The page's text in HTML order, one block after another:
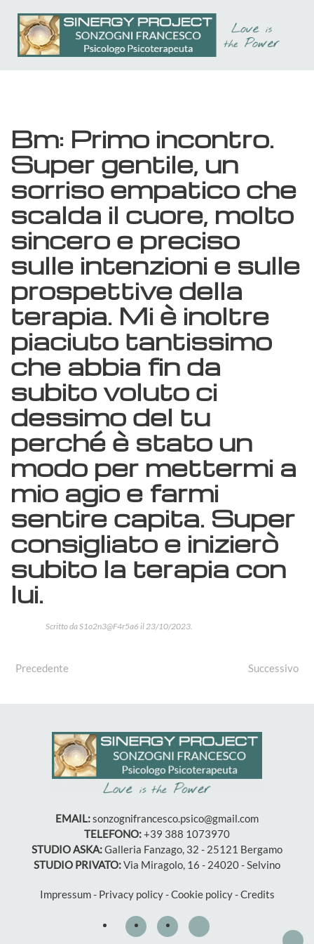
Passa
al
contenuto
Bm: Primo incontro.
Super gentile, un
sorriso empatico che
scalda il cuore, molto
sincero e preciso
sulle intenzioni e sulle
prospettive della
terapia. Mi è inoltre
piaciuto tantissimo
che abbia fin da
subito voluto ci
dessimo del tu
perché è stato un
modo per mettermi a
mio agio e farmi
sentire capita. Super
consigliato e inizierò
subito la terapia con
lui.
Scritto daS1o2n3@F4r5a6il23/10/2023.
Precedente Successivo
EMAIL:sonzognifrancesco.psico@gmail.com
TELEFONO:+39 388 1073970
STUDIO ASKA:Galleria Fanzago, 32 - 25121 Bergamo
STUDIO PRIVATO:Via Miragolo, 16 - 24020 - Selvino
Impressum- Privacy policy-Cookie policy-Credits